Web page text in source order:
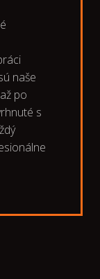
naše
po
s